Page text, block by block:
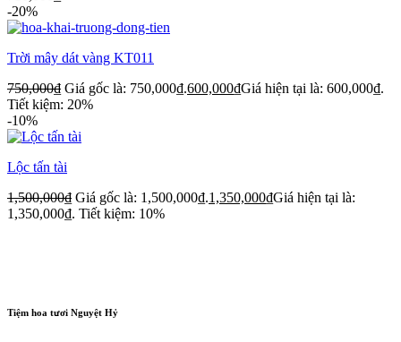
-20%
Trời mây dát vàng KT011
750,000₫ Giá gốc là: 750,000₫.600,000₫Giá hiện tại là: 600,000₫.
Tiết kiệm: 20%
-10%
Lộc tấn tài
1,500,000₫ Giá gốc là: 1,500,000₫.1,350,000₫Giá hiện tại là:
1,350,000₫. Tiết kiệm: 10%
Tiệm hoa tươi Nguyệt Hỷ